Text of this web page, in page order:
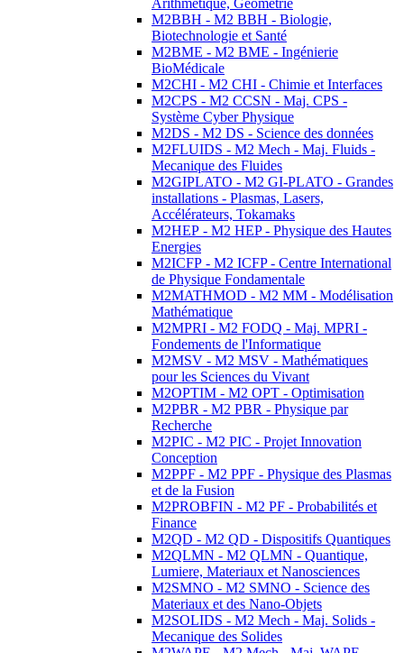
Arithmétique, Géométrie
M2BBH - M2 BBH - Biologie,
Biotechnologie et Santé
M2BME - M2 BME - Ingénierie
BioMédicale
M2CHI - M2 CHI - Chimie et Interfaces
M2CPS - M2 CCSN - Maj. CPS -
Système Cyber Physique
M2DS - M2 DS - Science des données
M2FLUIDS - M2 Mech - Maj. Fluids -
Mecanique des Fluides
M2GIPLATO - M2 GI-PLATO - Grandes
installations - Plasmas, Lasers,
Accélérateurs, Tokamaks
M2HEP - M2 HEP - Physique des Hautes
Energies
M2ICFP - M2 ICFP - Centre International
de Physique Fondamentale
M2MATHMOD - M2 MM - Modélisation
Mathématique
M2MPRI - M2 FODQ - Maj. MPRI -
Fondements de l'Informatique
M2MSV - M2 MSV - Mathématiques
pour les Sciences du Vivant
M2OPTIM - M2 OPT - Optimisation
M2PBR - M2 PBR - Physique par
Recherche
M2PIC - M2 PIC - Projet Innovation
Conception
M2PPF - M2 PPF - Physique des Plasmas
et de la Fusion
M2PROBFIN - M2 PF - Probabilités et
Finance
M2QD - M2 QD - Dispositifs Quantiques
M2QLMN - M2 QLMN - Quantique,
Lumiere, Materiaux et Nanosciences
M2SMNO - M2 SMNO - Science des
Materiaux et des Nano-Objets
M2SOLIDS - M2 Mech - Maj. Solids -
Mecanique des Solides